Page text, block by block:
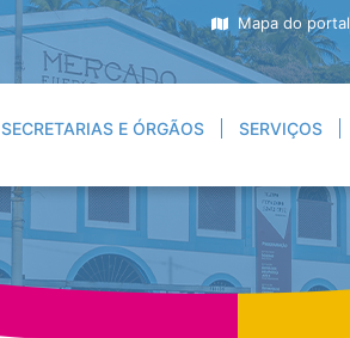
Mapa do portal
SECRETARIAS E ÓRGÃOS SERVIÇOS